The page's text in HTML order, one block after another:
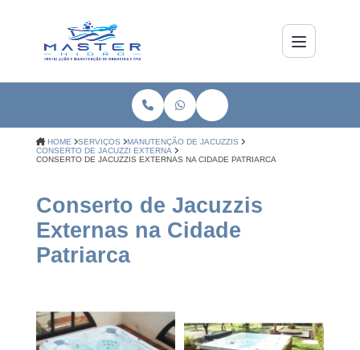
HOME SERVIÇOS
MANUTENÇÃO DE JACUZZIS
CONSERTO DE JACUZZI EXTERNA
CONSERTO DE JACUZZIS EXTERNAS NA CIDADE PATRIARCA
Conserto de Jacuzzis
Externas na Cidade
Patriarca